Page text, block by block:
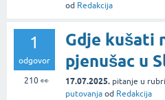
od Redakcija
1
odgovor
210👀
Gdje kušati
pjenušac u
17.07.2025. pitanje u
putovanja od Redakcija